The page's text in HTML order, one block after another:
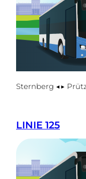
Sternberg ◀▶
LINIE 125